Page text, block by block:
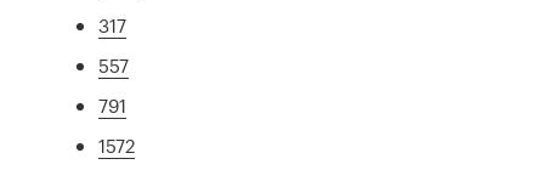
317
557
791
1572